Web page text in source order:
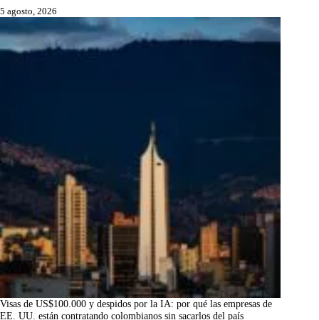
5 agosto, 2026
Visas de US$100.000 y despidos por la IA: por qué las empresas de
EE. UU. están contratando colombianos sin sacarlos del país